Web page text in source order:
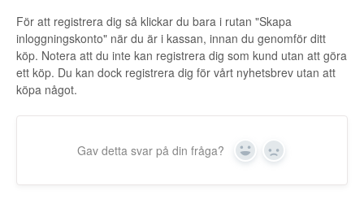
Vår fysiska butik
Kontakt
För att registrera dig så klickar du bara i rutan "Skapa
inloggningskonto" när du är i kassan, innan du genomför ditt
köp. Notera att du inte kan registrera dig som kund utan att göra
ett köp. Du kan dock registrera dig för vårt nyhetsbrev utan att
köpa något.
Gav detta svar på din fråga? Yes No